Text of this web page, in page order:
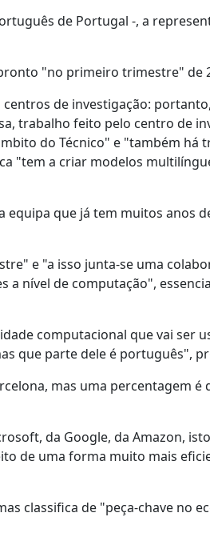
de Portugal -, a
"no primeiro trimestre" de
de investigação:
trabalho feito pelo centro de
do Técnico" e "também há
"tem a criar modelos
equipa que já tem muitos anos
e "a isso junta-se uma
a nível de computação",
computacional que vai ser
que parte dele é português",
mas uma percentagem é
da Google, da Amazon,
de uma forma muito mais
classifica de "peça-chave no